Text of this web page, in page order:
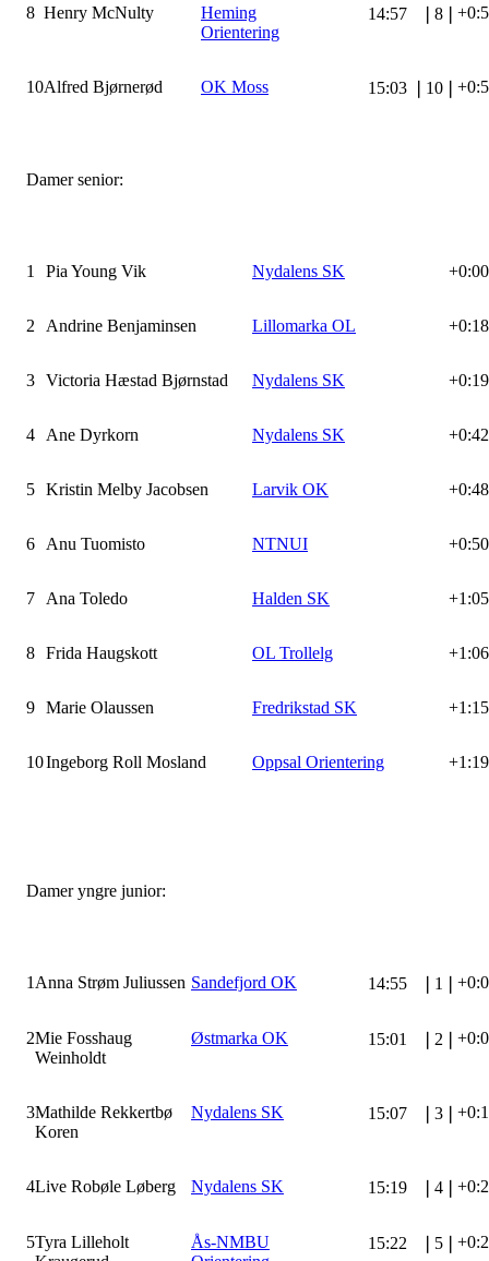
8 Henry McNulty
Heming
Orientering
14:57 8
10Alfred Bjørnerød OK Moss 15:03 10
Damer senior:
1 Pia Young Vik Nydalens SK +0:00
2 Andrine Benjaminsen Lillomarka OL +0:18
3 Victoria Hæstad Bjørnstad Nydalens SK +0:19
4 Ane Dyrkorn Nydalens SK +0:42
5 Kristin Melby Jacobsen Larvik OK +0:48
6 Anu Tuomisto NTNUI +0:50
7 Ana Toledo Halden SK +1:05
8 Frida Haugskott OL Trollelg +1:06
9 Marie Olaussen Fredrikstad SK +1:15
10Ingeborg Roll Mosland Oppsal Orientering +1:19
Damer yngre junior:
1 Anna Strøm Juliussen Sandefjord OK 14:55 1
2Mie Fosshaug
Weinholdt
Østmarka OK 15:01 2
3Mathilde Rekkertbø
Koren
Nydalens SK 15:07 3
4Live Robøle Løberg Nydalens SK 15:19 4
5Tyra Lilleholt
Ås-NMBU
15:22 5